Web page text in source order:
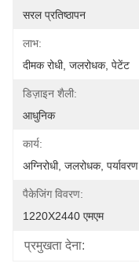
सरल प्रतिष्ठापन
लाभ:
दीमक रोधी, जलरोधक, पेटेंट
डिज़ाइन शैली:
आधुनिक
कार्य:
अग्निरोधी, जलरोधक, पर्यावरण
पैकेजिंग विवरण:
1220X2440 एमएम
प्रमुखता देना: